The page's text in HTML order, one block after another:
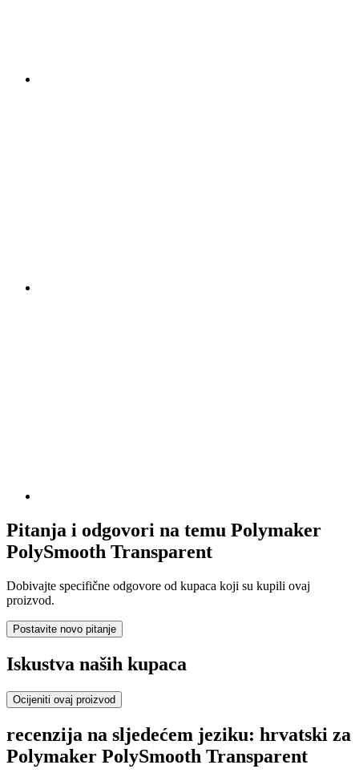
Pitanja i odgovori na temu Polymaker
PolySmooth Transparent
Dobivajte specifične odgovore od kupaca koji su kupili ovaj
proizvod.
Postavite novo pitanje
Iskustva naših kupaca
Ocijeniti ovaj proizvod
recenzija na sljedećem jeziku: hrvatski za
Polymaker PolySmooth Transparent